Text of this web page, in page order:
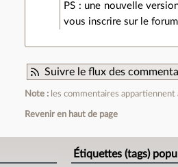
PS : une nouvelle
vous inscrire sur le
Suivre le flux des
Note : les commentaires appartiennent
Revenir en haut de page
Étiquettes (tags)